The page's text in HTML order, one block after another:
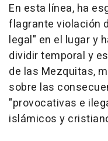
En esta línea, ha
flagrante violación
legal" en el lugar y
dividir temporal y
de las Mezquitas,
sobre las
"provocativas e
islámicos y